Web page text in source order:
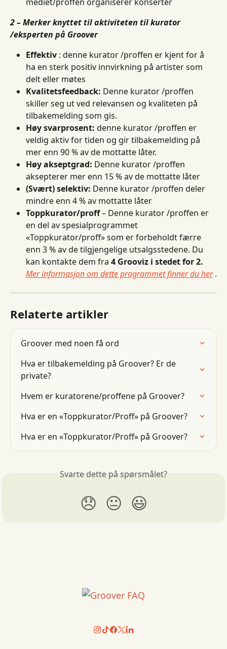
2 – Merker knyttet til aktiviteten til kurator
/eksperten på Groover
Effektiv : denne kurator /proffen er kjent for å
ha en sterk positiv innvirkning på artister som
delt eller møtes
Kvalitetsfeedback: Denne kurator /proffen
skiller seg ut ved relevansen og kvaliteten på
tilbakemelding som gis.
Høy svarprosent: denne kurator /proffen er
veldig aktiv for tiden og gir tilbakemelding på
mer enn 90 % av de mottatte låter.
Høy akseptgrad: Denne kurator /proffen
aksepterer mer enn 15 % av de mottatte låter
(Svært) selektiv: Denne kurator /proffen deler
mindre enn 4 % av mottatte låter
Toppkurator/proff – Denne kurator /proffen er
en del av spesialprogrammet
«Toppkurator/proff» som er forbeholdt færre
enn 3 % av de tilgjengelige utsalgsstedene. Du
kan kontakte dem fra 4 Grooviz i stedet for 2.
Mer informasjon om dette programmet finner du her .
Relaterte artikler
Groover med noen få ord
Hva er tilbakemelding på Groover? Er de
private?
Hvem er kuratorene/proffene på Groover?
Hva er en «Toppkurator/Proff» på Groover?
Hva er en «Toppkurator/Proff» på Groover?
Svarte dette på spørsmålet?
😞 😐 😃